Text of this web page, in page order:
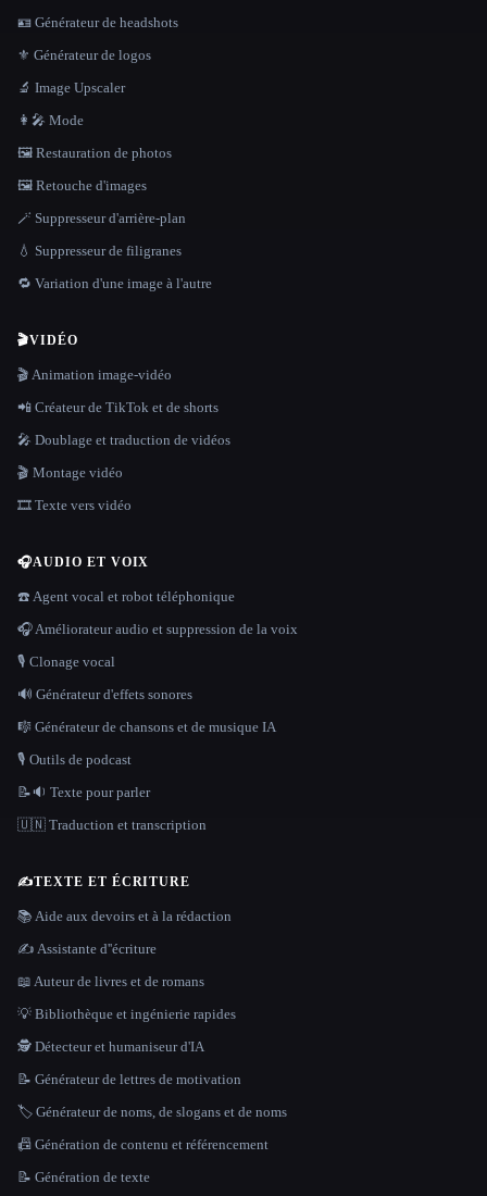
🪪 Générateur de headshots
⚜️ Générateur de logos
🔬 Image Upscaler
👩‍🎤 Mode
🖼️ Restauration de photos
🖼️ Retouche d'images
🪄 Suppresseur d'arrière-plan
💧 Suppresseur de filigranes
🔁 Variation d'une image à l'autre
🎬VIDÉO
🎬 Animation image-vidéo
📲 Créateur de TikTok et de shorts
🎤 Doublage et traduction de vidéos
🎬 Montage vidéo
🎞️ Texte vers vidéo
🎧AUDIO ET VOIX
☎️ Agent vocal et robot téléphonique
🎧 Améliorateur audio et suppression de la voix
🎙️ Clonage vocal
🔊 Générateur d'effets sonores
🎼 Générateur de chansons et de musique IA
🎙️ Outils de podcast
📝🔉 Texte pour parler
🇺🇳 Traduction et transcription
✍️TEXTE ET ÉCRITURE
📚 Aide aux devoirs et à la rédaction
✍️ Assistante d''écriture
📖 Auteur de livres et de romans
💡 Bibliothèque et ingénierie rapides
🕵️ Détecteur et humaniseur d'IA
📝 Générateur de lettres de motivation
🏷️ Générateur de noms, de slogans et de noms
📠 Génération de contenu et référencement
📝 Génération de texte